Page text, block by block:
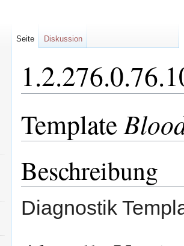
Template
Beschreibung
Diagnostik
Seite Diskussion